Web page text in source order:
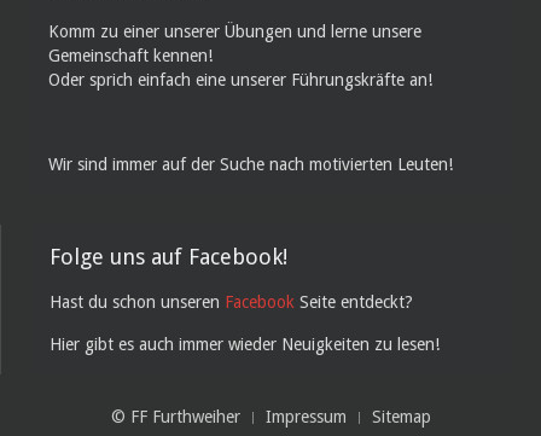
Komm zu einer unserer Übungen und lerne unsere
Gemeinschaft kennen!
Oder sprich einfach eine unserer Führungskräfte an!
Wir sind immer auf der Suche nach motivierten Leuten!
Folge uns auf Facebook!
Hast du schon unseren Facebook Seite entdeckt?
Hier gibt es auch immer wieder Neuigkeiten zu lesen!
© FF Furthweiher Impressum Sitemap